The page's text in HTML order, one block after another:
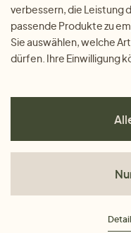
verbessern, die Leistung
passende Produkte zu
Sie auswählen, welche
dürfen. Ihre Einwilligung